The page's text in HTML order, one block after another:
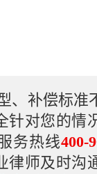
、补偿标准
针对您的情
务热线400-
律师及时沟